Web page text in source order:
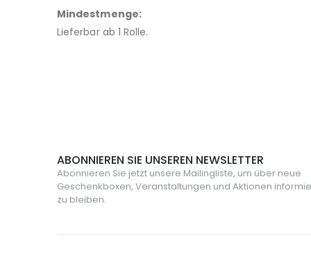
Mindestmenge:
Lieferbar ab 1 Rolle.
ABONNIEREN SIE UNSEREN NEWSLETTER
Abonnieren Sie jetzt unsere Mailingliste, um über neue
Geschenkboxen, Veranstaltungen und Aktionen
zu bleiben.